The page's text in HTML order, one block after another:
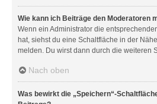
Wie kann ich Beiträge den Moderatoren
Wenn ein Administrator die
hat, siehst du eine Schaltfläche in der
melden. Du wirst dann durch die weiteren
Nach oben
Was bewirkt die „Speichern“-